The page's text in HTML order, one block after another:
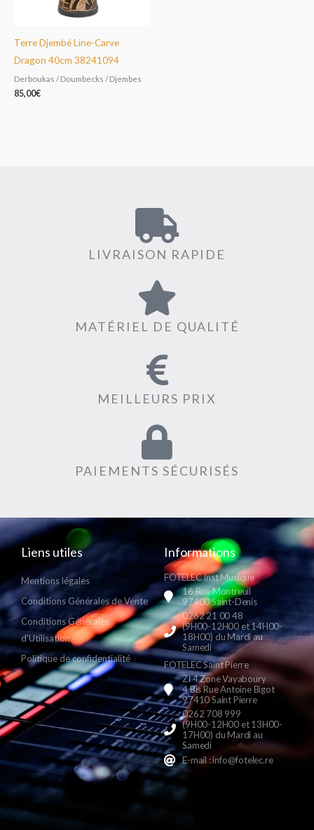
Terre Djembé Line-Carve
Dragon 40cm 38241094
Derboukas / Doumbecks / Djembes
85,00€
LIVRAISON RAPIDE
MATÉRIEL DE QUALITÉ
MEILLEURS PRIX
PAIEMENTS SÉCURISÉS
Liens utiles
Mentions légales
Conditions Générales de Vente
Conditions Générales
d'Utilisation
Politique de confidentialité
Informations
FOTELEC Inst Musique
16 Rue Montreuil
97400 Saint-Denis
0262 21 00 48
(9H00-12H00 et 14H00-
18H00) du Mardi au
Samedi
FOTELEC Saint Pierre
ZI 4 Zone Vayaboury
4 Bis Rue Antoine Bigot
97410 Saint Pierre
0262 708 999
(9H00-12H00 et 13H00-
17H00) du Mardi au
Samedi
E-mail : info@fotelec.re